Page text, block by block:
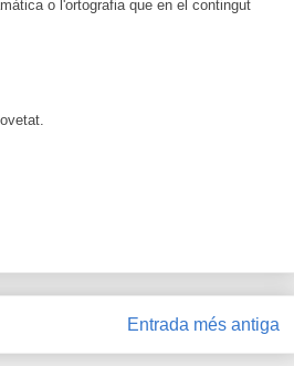
o l'ortografia que en el contingut
Entrada més antiga